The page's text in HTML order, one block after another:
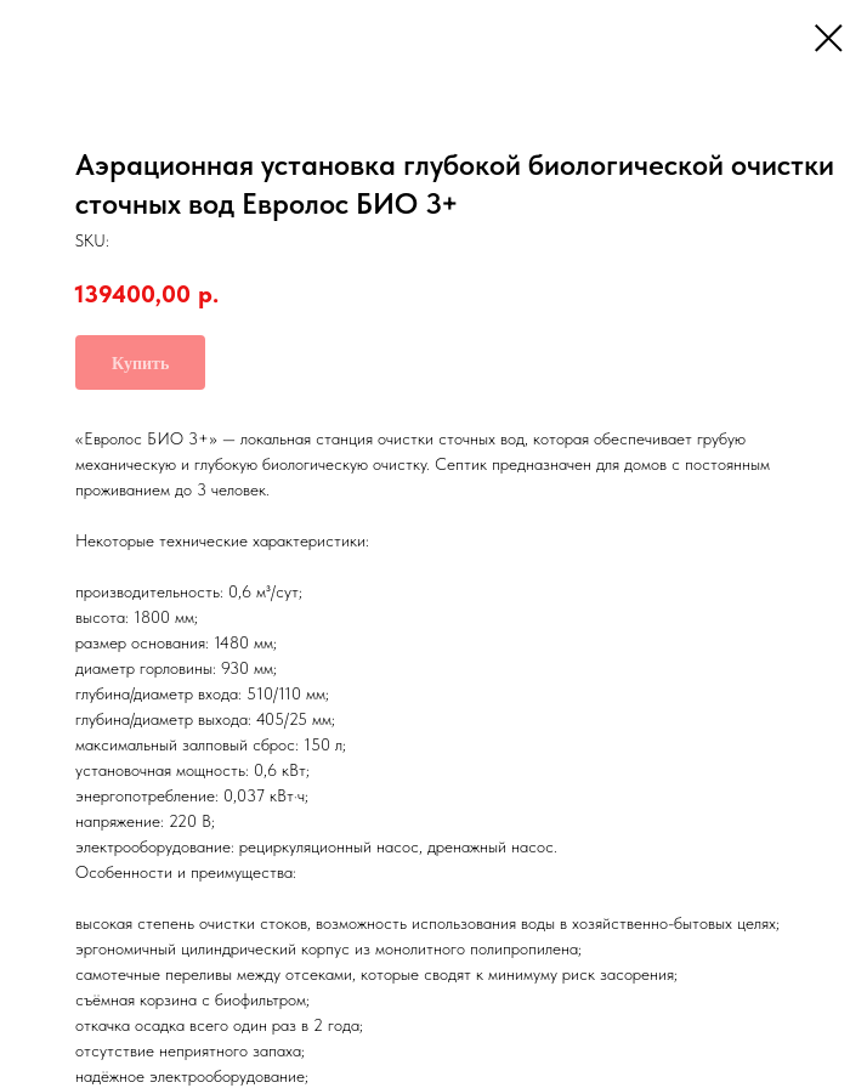
Аэрационная установка глубокой биологической очистки
сточных вод Евролос БИО 3+
SKU:
139400,00 р.
Купить
«Евролос БИО 3+» — локальная станция очистки сточных вод, которая обеспечивает грубую
механическую и глубокую биологическую очистку. Септик предназначен для домов с постоянным
проживанием до 3 человек.
Некоторые технические характеристики:
производительность: 0,6 м³/сут;
высота: 1800 мм;
размер основания: 1480 мм;
диаметр горловины: 930 мм;
глубина/диаметр входа: 510/110 мм;
глубина/диаметр выхода: 405/25 мм;
максимальный залповый сброс: 150 л;
установочная мощность: 0,6 кВт;
энергопотребление: 0,037 кВт·ч;
напряжение: 220 В;
электрооборудование: рециркуляционный насос, дренажный насос.
Особенности и преимущества:
высокая степень очистки стоков, возможность использования воды в хозяйственно-бытовых целях;
эргономичный цилиндрический корпус из монолитного полипропилена;
самотечные переливы между отсеками, которые сводят к минимуму риск засорения;
съёмная корзина с биофильтром;
откачка осадка всего один раз в 2 года;
отсутствие неприятного запаха;
надёжное электрооборудование;